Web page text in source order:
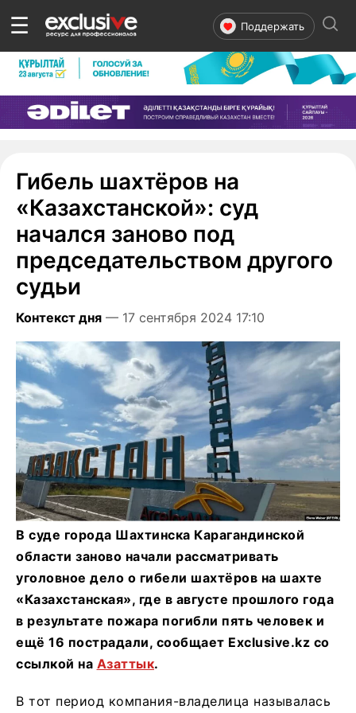
☰ Поддержать
Гибель шахтёров на
«Казахстанской»: суд
начался заново под
председательством другого
судьи
Контекст дня — 17 сентября 2024 17:10
В суде города Шахтинска Карагандинской
области заново начали рассматривать
уголовное дело о гибели шахтёров на шахте
«Казахстанская», где в августе прошлого года
в результате пожара погибли пять человек и
ещё 16 пострадали, сообщает Exclusive.kz со
ссылкой на Азаттык.
В тот период компания-владелица называлась